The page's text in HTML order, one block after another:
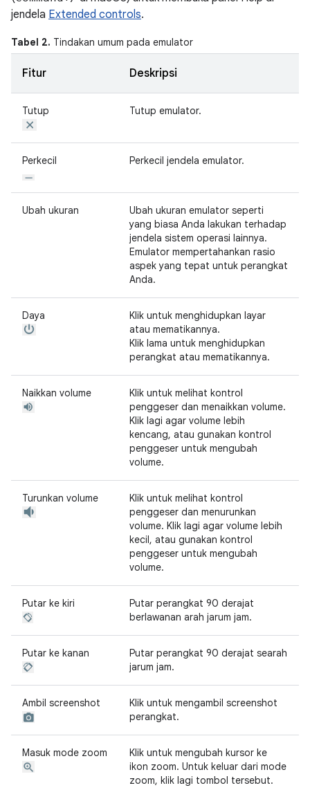
jendela Extended controls.
Tabel 2. Tindakan umum pada emulator
Fitur Deskripsi
Tutup Tutup emulator.
Perkecil Perkecil jendela emulator.
Ubah ukuran
Ubah ukuran emulator seperti
yang biasa Anda lakukan terhadap
jendela sistem operasi lainnya.
Emulator mempertahankan rasio
aspek yang tepat untuk perangkat
Anda.
Daya
Klik untuk menghidupkan layar
atau mematikannya.
Klik lama untuk menghidupkan
perangkat atau mematikannya.
Naikkan volume
Klik untuk melihat kontrol
penggeser dan menaikkan volume.
Klik lagi agar volume lebih
kencang, atau gunakan kontrol
penggeser untuk mengubah
volume.
Turunkan volume
Klik untuk melihat kontrol
penggeser dan menurunkan
volume. Klik lagi agar volume lebih
kecil, atau gunakan kontrol
penggeser untuk mengubah
volume.
Putar ke kiri
Putar perangkat 90 derajat
berlawanan arah jarum jam.
Putar ke kanan
Putar perangkat 90 derajat searah
jarum jam.
Ambil screenshot
Klik untuk mengambil screenshot
perangkat.
Masuk mode zoom
Klik untuk mengubah kursor ke
ikon zoom. Untuk keluar dari mode
zoom, klik lagi tombol tersebut.